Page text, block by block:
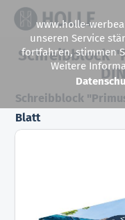
Schreibblock
Schreibblock
Blatt
www.holle-
unseren Service
fortfahren, stimmen
Weitere